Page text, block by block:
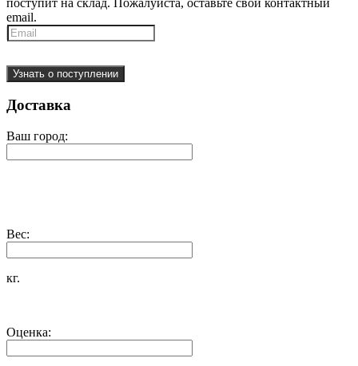
email.
Узнать о поступлении
Доставка
Ваш город:
Вес:
кг.
Оценка: